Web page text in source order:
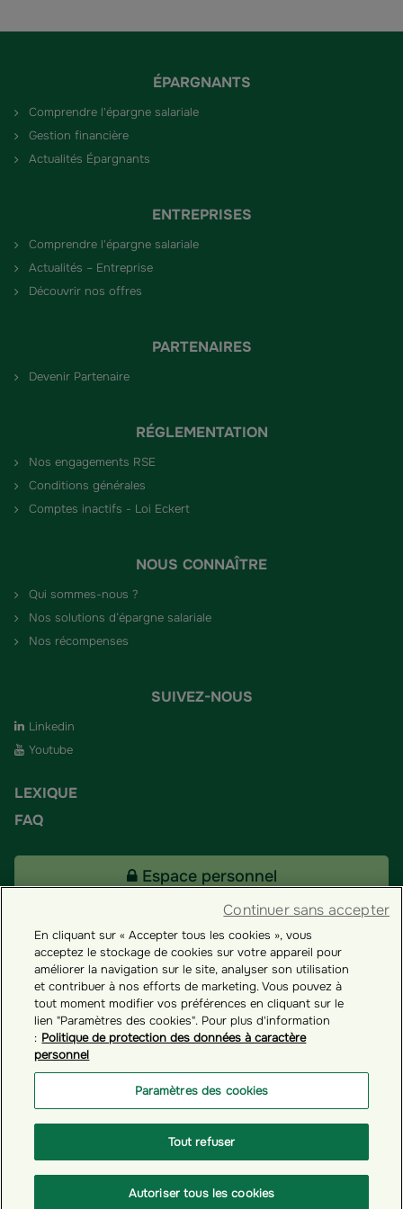
ÉPARGNANTS
Comprendre l'épargne salariale
Gestion financière
Actualités Épargnants
ENTREPRISES
Comprendre l'épargne salariale
Actualités – Entreprise
Découvrir nos offres
PARTENAIRES
Devenir Partenaire
RÉGLEMENTATION
Nos engagements RSE
Conditions générales
Comptes inactifs - Loi Eckert
NOUS CONNAÎTRE
Qui sommes-nous ?
Nos solutions d’épargne salariale
Nos récompenses
SUIVEZ-NOUS
Linkedin
Youtube
LEXIQUE
FAQ
Espace personnel
Tous nos fonds
Contact
Groupama ES
Paramètres des cookies
En cliquant sur « Accepter tous les cookies », vous
acceptez le stockage de cookies sur votre appareil pour
améliorer la navigation sur le site, analyser son utilisation
et contribuer à nos efforts de marketing. Vous pouvez à
tout moment modifier vos préférences en cliquant sur le
lien "Paramètres des cookies". Pour plus d'information
: Politique de protection des données à caractère
personnel
Paramètres des cookies
Tout refuser
Autoriser tous les cookies
Continuer sans accepter